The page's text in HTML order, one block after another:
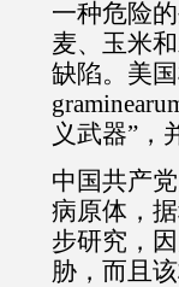
一种危险
麦、玉米
缺陷。美
义武器”，
中国共产
病原体，
步研究，
胁，而且